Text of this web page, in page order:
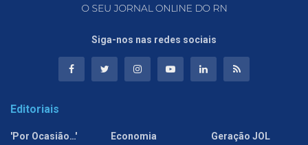
Siga-nos nas redes sociais
Editoriais
'Por Ocasião…'
Economia
Geração JOL